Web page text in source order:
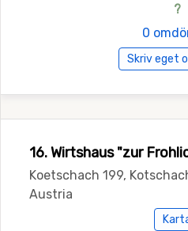
?
0
Skriv eget
16. Wirtshaus "zur
Koetschach 199,
Austria